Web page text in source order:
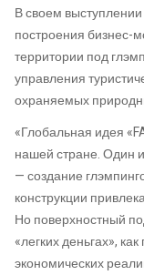
В своем
построения бизнес-
территории под
управления
охраняемых
«Глобальная идея
нашей стране. Один
— создание
конструкции
Но поверхностный
«легких деньгах»,
экономических